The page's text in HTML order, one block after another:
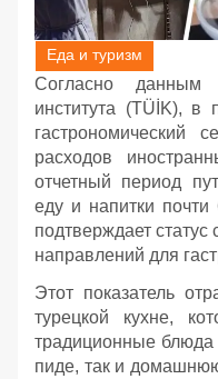
Еда и туризм
Согласно данным
института (TÜİK), в
гастрономический
расходов
отчетный период
еду и напитки
подтверждает
направлений для
Этот показатель
турецкой кухне,
традиционные
пиде, так и